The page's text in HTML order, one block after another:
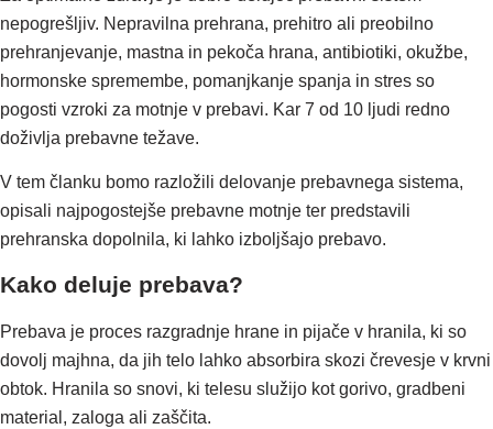
nepogrešljiv. Nepravilna prehrana, prehitro ali preobilno
prehranjevanje, mastna in pekoča hrana, antibiotiki, okužbe,
hormonske spremembe, pomanjkanje spanja in stres so
pogosti vzroki za motnje v prebavi. Kar 7 od 10 ljudi redno
doživlja prebavne težave.
V tem članku bomo razložili delovanje prebavnega sistema,
opisali najpogostejše prebavne motnje ter predstavili
prehranska dopolnila, ki lahko izboljšajo prebavo.
Kako deluje prebava?
Prebava je proces razgradnje hrane in pijače v hranila, ki so
dovolj majhna, da jih telo lahko absorbira skozi črevesje v krvni
obtok. Hranila so snovi, ki telesu služijo kot gorivo, gradbeni
material, zaloga ali zaščita.